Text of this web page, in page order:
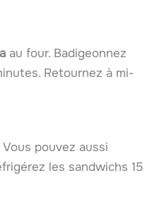
au four. Badigeonnez
Retournez à mi-
pouvez aussi
les sandwichs 15